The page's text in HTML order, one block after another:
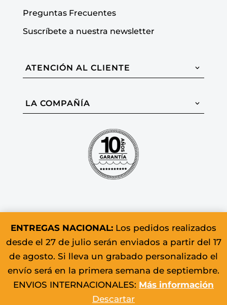
ENTREGAS NACIONAL: Los pedidos realizados
desde el 27 de julio serán enviados a partir del 17
de agosto. Si lleva un grabado personalizado el
envío será en la primera semana de septiembre.
ENVIOS INTERNACIONALES: Más información
Descartar
Preguntas Frecuentes
Suscríbete a nuestra newsletter
ATENCIÓN AL CLIENTE
LA COMPAÑÍA
© 2026 Colomer & Sons. Todos los
derechos reservados.